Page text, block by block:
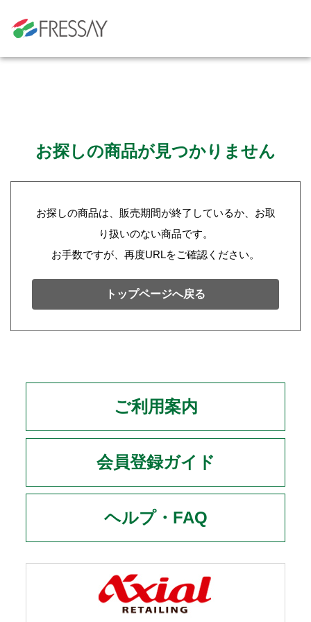
お探しの商品が見つかりません
お探しの商品は、販売期間が終了しているか、お取
り扱いのない商品です。
お手数ですが、再度URLをご確認ください。
ご利用案内
会員登録ガイド
ヘルプ・FAQ